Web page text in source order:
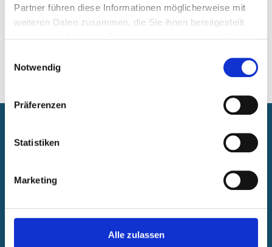
Partner führen diese Informationen möglicherweise mit
weiteren Daten zusammen, die Sie ihnen bereitgestellt
Notwendig
Präferenzen
Statistiken
Marketing
Alle zulassen
Peter-Behrens-Bau
St. Antony-Hütte
Foto-Nachweise
Newsletter